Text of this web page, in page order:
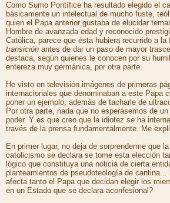
Como Sumo Pontífice ha resultado elegido el
básicamente un intelectual de mucho fuste,
quien el Papa anterior gustaba de elucidar
Hombre de avanzada edad y reconocido
Católica, parece que ésta hubiera recurrido a
transición antes de dar un paso de mayor
destaca, según quienes le conocen por su
entereza muy germánica, por otra parte.
He visto en televisión imágenes de primeras
internacionales que denominaban a este Papa
poner un ejemplo, además de tacharle de
Por otra parte, nada que no esperásemos de
poder. Y es que creo que la idiotez se ha
través de la prensa fundamentalmente. Me
En primer lugar, no deja de sorprenderme que
catolicismo se declara se tome esta elección
lógico que constituya una noticia de cierta
planteamientos de pseudoteología de
afecta tanto el Papa que decidan elegir los
en un Estado que se declara aconfesional?